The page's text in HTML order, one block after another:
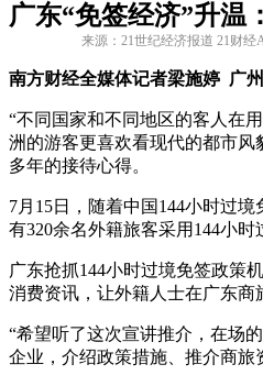
广东“免签经济”升温
来源：21世纪经济报道 21财经
南方财经全媒体记者梁施婷 广
“不同国家和不同地区的客人在
洲的游客更喜欢看现代的都市
多年的接待心得。
7月15日，随着中国144小时过
有320余名外籍旅客采用144小
广东抢抓144小时过境免签政策
消费资讯，让外籍人士在广东商
“希望听了这次宣讲推介，在场
企业，介绍政策措施、推介商